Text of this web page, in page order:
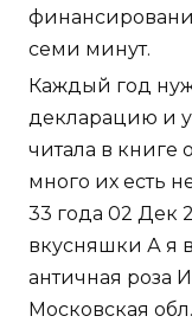
семи минут.
Каждый год
декларацию и
читала в книге
много их есть
33 года 02 Дек
вкусняшки А я
античная роза
Московская